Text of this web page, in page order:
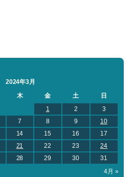
2024年3月
木 金 土
日
1
2
3
7 8 9
10
14 15 16
17
21 22 23
24
28 29 30
31
4月 »